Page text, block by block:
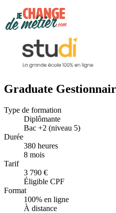
Graduate
Type de formation
Diplômante
Bac +2 (niveau 5)
Durée
380 heures
8 mois
Tarif
3 790 €
Éligible CPF
Format
100% en ligne
À distance